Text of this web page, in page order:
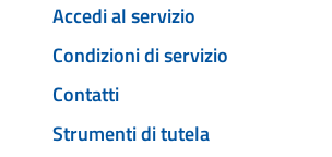
Accedi al servizio
Condizioni di servizio
Contatti
Strumenti di tutela